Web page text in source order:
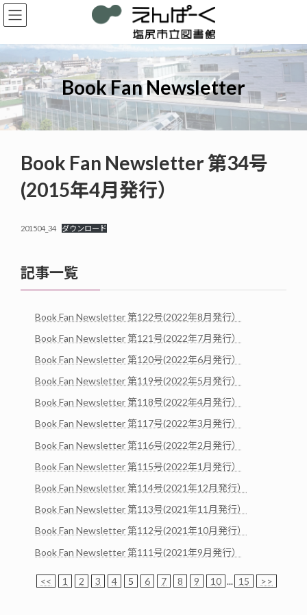
コ
ン
ン
ツ
へ
ス
キ
ッ
プ
ナ
ビ
ー
シ
ョ
ン
に
移
動
Book Fan Newsletter
Book Fan Newsletter 第34号
(2015年4月発行）
201504_34 ダウンロード
記事一覧
Book Fan Newsletter 第122号(2022年8月発行）
Book Fan Newsletter 第121号(2022年7月発行）
Book Fan Newsletter 第120号(2022年6月発行）
Book Fan Newsletter 第119号(2022年5月発行）
Book Fan Newsletter 第118号(2022年4月発行）
Book Fan Newsletter 第117号(2022年3月発行）
Book Fan Newsletter 第116号(2022年2月発行）
Book Fan Newsletter 第115号(2022年1月発行）
Book Fan Newsletter 第114号(2021年12月発行）
Book Fan Newsletter 第113号(2021年11月発行）
Book Fan Newsletter 第112号(2021年10月発行）
Book Fan Newsletter 第111号(2021年9月発行）
<< 1 2 3 4 5 6 7 8 9 10 ... 15 >>